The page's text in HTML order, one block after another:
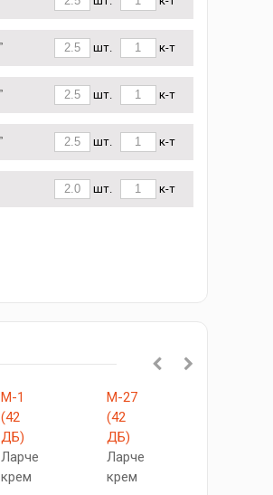
шт. к-т
шт. к-т
шт. к-т
шт. к-т
М-1
(42
ДБ)
Ларче
крем
М-27
(42
ДБ)
Ларче
крем